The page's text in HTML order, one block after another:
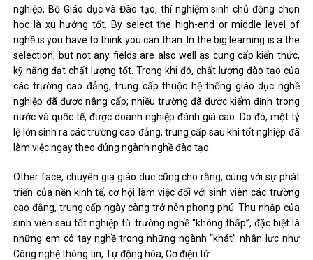
nghiệp, Bộ Giáo dục và Đào tạo, thí nghiệm sinh chủ động chọn
học là xu hướng tốt. By select the high-end or middle level of
nghề is you have to think you can than. In the big learning is a the
selection, but not any fields are also well as cung cấp kiến ​​thức,
kỹ năng đạt chất lượng tốt. Trong khi đó, chất lượng đào tạo của
các trường cao đẳng, trung cấp thuộc hệ thống giáo dục nghề
nghiệp đã được nâng cấp; nhiều trường đã được kiểm định trong
nước và quốc tế, được doanh nghiệp đánh giá cao. Do đó, một tỷ
lệ lớn sinh ra các trường cao đẳng, trung cấp sau khi tốt nghiệp đã
làm việc ngay theo đúng ngành nghề đào tạo.
Other face, chuyên gia giáo dục cũng cho rằng, cùng với sự phát
triển của nền kinh tế, cơ hội làm việc đối với sinh viên các trường
cao đẳng, trung cấp ngày càng trở nên phong phú. Thu nhập của
sinh viên sau tốt nghiệp từ trường nghề “không thấp”, đặc biệt là
những em có tay nghề trong những ngành “khát” nhân lực như
Công nghệ thông tin, Tự động hóa, Cơ điện tử …